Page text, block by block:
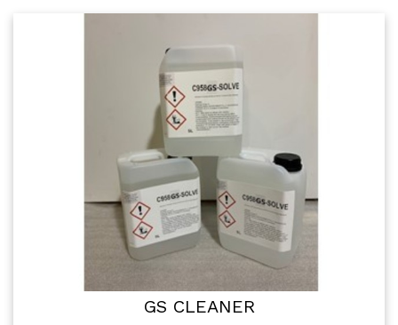
GS CLEANER